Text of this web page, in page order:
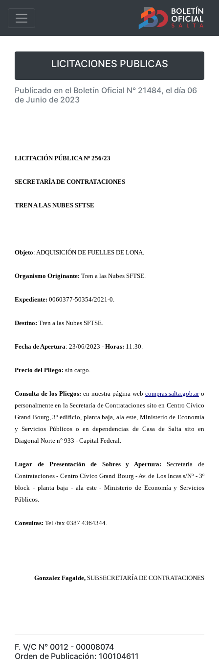
LICITACIONES PUBLICAS
Publicado en el Boletín Oficial N° 21484, el día 06
de Junio de 2023
LICITACIÓN PÚBLICA Nº 256/23
SECRETARÍA DE CONTRATACIONES
TREN A LAS NUBES SFTSE
Objeto: ADQUISICIÓN DE FUELLES DE LONA.
Organismo Originante: Tren a las Nubes SFTSE.
Expediente: 0060377-50354/2021-0.
Destino: Tren a las Nubes SFTSE.
Fecha de Apertura: 23/06/2023 - Horas: 11:30.
Precio del Pliego: sin cargo.
Consulta de los Pliegos: en nuestra página web compras.salta.gob.aro
personalmente en la Secretaría de Contrataciones sito en Centro Cívico
Grand Bourg, 3º edificio, planta baja, ala este, Ministerio de Economía
y Servicios Públicos o en dependencias de Casa de Salta sito en
Diagonal Norte n° 933 - Capital Federal.
Lugar de Presentación de Sobres y Apertura: Secretaría de
Contrataciones - Centro Cívico Grand Bourg - Av. de Los Incas s/Nº - 3º
block - planta baja - ala este - Ministerio de Economía y Servicios
Públicos.
Consultas: Tel./fax 0387 4364344.
Gonzalez Fagalde, SUBSECRETARÍA DE CONTRATACIONES
F. V/C N° 0012 - 00008074
Orden de Publicación: 100104611